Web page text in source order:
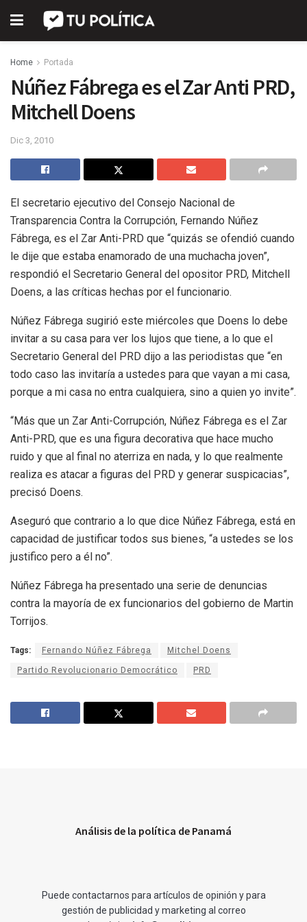
Home Portada
Núñez Fábrega es el Zar Anti PRD,
Mitchell Doens
Dic 3, 2010
El secretario ejecutivo del Consejo Nacional de
Transparencia Contra la Corrupción, Fernando Núñez
Fábrega, es el Zar Anti-PRD que “quizás se ofendió cuando
le dije que estaba enamorado de una muchacha joven”,
respondió el Secretario General del opositor PRD, Mitchell
Doens, a las críticas hechas por el funcionario.
Núñez Fábrega sugirió este miércoles que Doens lo debe
invitar a su casa para ver los lujos que tiene, a lo que el
Secretario General del PRD dijo a las periodistas que “en
todo caso las invitaría a ustedes para que vayan a mi casa,
porque a mi casa no entra cualquiera, sino a quien yo invite”.
“Más que un Zar Anti-Corrupción, Núñez Fábrega es el Zar
Anti-PRD, que es una figura decorativa que hace mucho
ruido y que al final no aterriza en nada, y lo que realmente
realiza es atacar a figuras del PRD y generar suspicacias”,
precisó Doens.
Aseguró que contrario a lo que dice Núñez Fábrega, está en
capacidad de justificar todos sus bienes, “a ustedes se los
justifico pero a él no”.
Núñez Fábrega ha presentado una serie de denuncias
contra la mayoría de ex funcionarios del gobierno de Martin
Torrijos.
Tags: Fernando Núñez Fábrega Mitchel Doens
Partido Revolucionario Democrático PRD
Análisis de la política de Panamá
Puede contactarnos para artículos de opinión y para
gestión de publicidad y marketing al correo